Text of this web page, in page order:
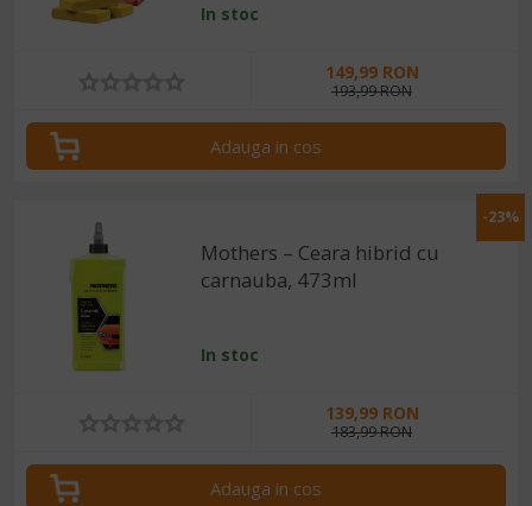
In stoc
149,99 RON
193,99 RON
Adauga in cos
-23%
Mothers – Ceara hibrid cu
carnauba, 473ml
In stoc
139,99 RON
183,99 RON
Adauga in cos